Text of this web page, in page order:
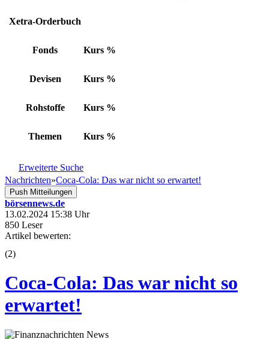
Xetra-Orderbuch
Fonds Kurs %
Devisen Kurs %
Rohstoffe Kurs %
Themen Kurs %
Erweiterte Suche
Nachrichten»Coca-Cola: Das war nicht so erwartet!
Push Mitteilungen
börsennews.de
13.02.2024 15:38 Uhr
850 Leser
Artikel bewerten:
(2)
Coca-Cola: Das war nicht so
erwartet!